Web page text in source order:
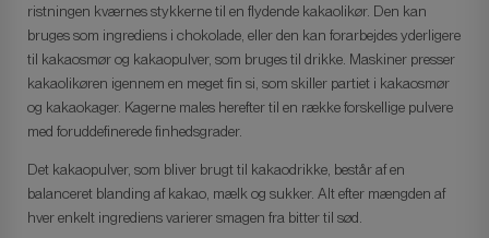
ristningen kværnes stykkerne til en flydende kakaolikør. Den kan
bruges som ingrediens i chokolade, eller den kan forarbejdes yderligere
til kakaosmør og kakaopulver, som bruges til drikke. Maskiner presser
kakaolikøren igennem en meget fin si, som skiller partiet i kakaosmør
og kakaokager. Kagerne males herefter til en række forskellige pulvere
med foruddefinerede finhedsgrader.
Det kakaopulver, som bliver brugt til kakaodrikke, består af en
balanceret blanding af kakao, mælk og sukker. Alt efter mængden af
hver enkelt ingrediens varierer smagen fra bitter til sød.